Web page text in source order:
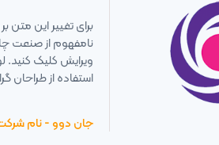
برای تغییر این
نامفهوم از صنعت
ویرایش کلیک کنید.
استفاده از طراحان
جان دوو - نام